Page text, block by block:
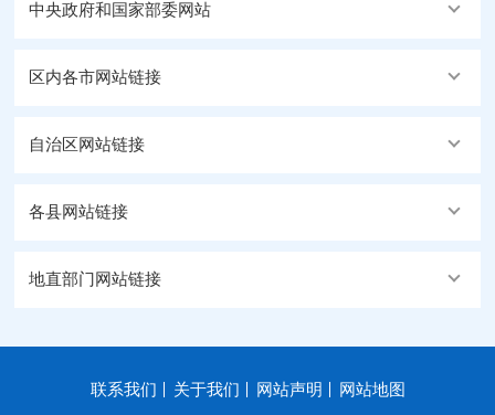
中央政府和国家部委网站
区内各市网站链接
自治区网站链接
各县网站链接
地直部门网站链接
联系我们 关于我们 网站声明 网站地图